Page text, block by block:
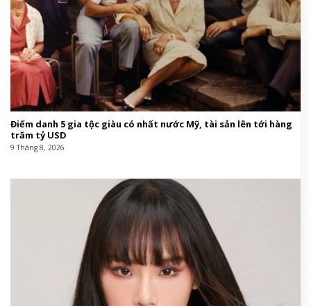
Điểm danh 5 gia tộc giàu có nhất nước Mỹ, tài sản lên tới hàng
trăm tỷ USD
9 Tháng 8, 2026